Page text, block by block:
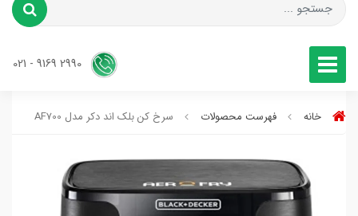
خانه فهرست محصولات سرخ کن بلک اند دکر مدل AF700